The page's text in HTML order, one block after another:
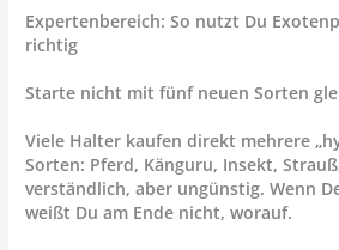
Expertenbereich: So nutzt Du
richtig
Starte nicht mit fünf neuen Sorten
Viele Halter kaufen direkt mehrere
Sorten: Pferd, Känguru, Insekt,
verständlich, aber ungünstig. Wenn
weißt Du am Ende nicht, worauf.